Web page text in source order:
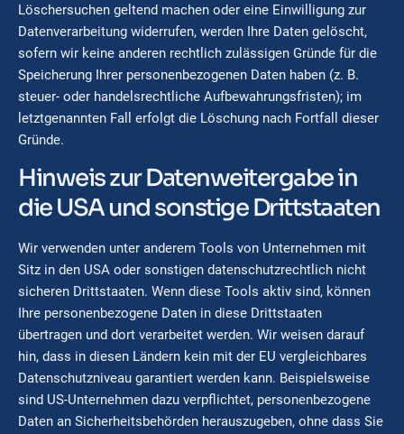
Löschersuchen geltend machen oder eine Einwilligung zur
Datenverarbeitung widerrufen, werden Ihre Daten gelöscht,
sofern wir keine anderen rechtlich zulässigen Gründe für die
Speicherung Ihrer personenbezogenen Daten haben (z. B.
steuer- oder handelsrechtliche Aufbewahrungsfristen); im
letztgenannten Fall erfolgt die Löschung nach Fortfall dieser
Gründe.
Hinweis zur Datenweitergabe in
die USA und sonstige Drittstaaten
Wir verwenden unter anderem Tools von Unternehmen mit
Sitz in den USA oder sonstigen datenschutzrechtlich nicht
sicheren Drittstaaten. Wenn diese Tools aktiv sind, können
Ihre personenbezogene Daten in diese Drittstaaten
übertragen und dort verarbeitet werden. Wir weisen darauf
hin, dass in diesen Ländern kein mit der EU vergleichbares
Datenschutzniveau garantiert werden kann. Beispielsweise
sind US-Unternehmen dazu verpflichtet, personenbezogene
Daten an Sicherheitsbehörden herauszugeben, ohne dass Sie